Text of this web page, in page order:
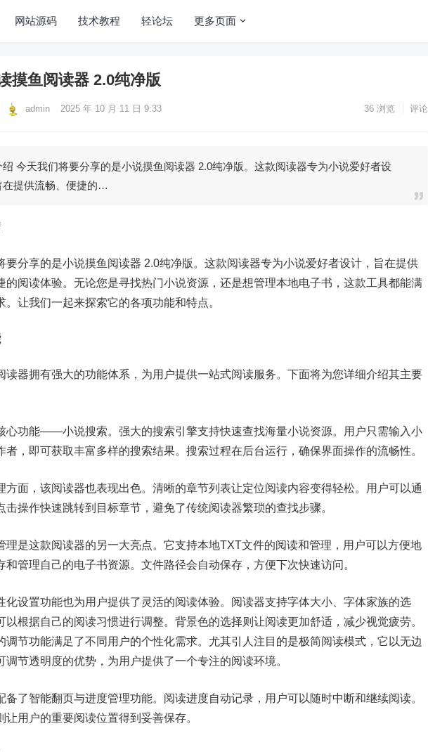
网站源码 技术教程 轻论坛 更多页面
摸鱼阅读器 2.0纯净版
admin 2025 年 10 月 11 日 9:33 36 浏览 评论
绍 今天我们将要分享的是小说摸鱼阅读器 2.0纯净版。这款阅读器专为小说爱好者设
在提供流畅、便捷的…
要分享的是小说摸鱼阅读器 2.0纯净版。这款阅读器专为小说爱好者设计，旨在提供
的阅读体验。无论您是寻找热门小说资源，还是想管理本地电子书，这款工具都能满
。让我们一起来探索它的各项功能和特点。
读器拥有强大的功能体系，为用户提供一站式阅读服务。下面将为您详细介绍其主要
心功能——小说搜索。强大的搜索引擎支持快速查找海量小说资源。用户只需输入小
者，即可获取丰富多样的搜索结果。搜索过程在后台运行，确保界面操作的流畅性。
方面，该阅读器也表现出色。清晰的章节列表让定位阅读内容变得轻松。用户可以通
击操作快速跳转到目标章节，避免了传统阅读器繁琐的查找步骤。
理是这款阅读器的另一大亮点。它支持本地TXT文件的阅读和管理，用户可以方便地
和管理自己的电子书资源。文件路径会自动保存，方便下次快速访问。
化设置功能也为用户提供了灵活的阅读体验。阅读器支持字体大小、字体家族的选
以根据自己的阅读习惯进行调整。背景色的选择则让阅读更加舒适，减少视觉疲劳。
调节功能满足了不同用户的个性化需求。尤其引人注目的是极简阅读模式，它以无边
调节透明度的优势，为用户提供了一个专注的阅读环境。
备了智能翻页与进度管理功能。阅读进度自动记录，用户可以随时中断和继续阅读。
让用户的重要阅读位置得到妥善保存。